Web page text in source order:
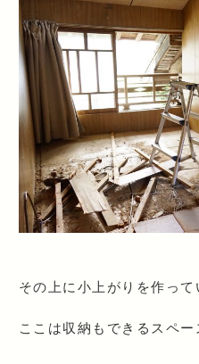
その上に小上がりを作って
ここは収納もできるスペー